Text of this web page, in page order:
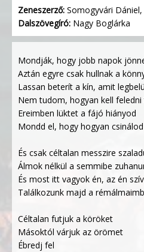
Zeneszerző: Somogyvári
Dalszövegíró: Nagy Boglárka
Mondják, hogy jobb napok
Aztán egyre csak hullnak a
Lassan beterít a kín, amit
Nem tudom, hogyan kell feledni
Ereimben lüktet a fájó hiányod
Mondd el, hogy hogyan csinálod
És csak céltalan messzire
Álmok nélkül a semmibe
És most itt vagyok én, az én
Találkozunk majd a
Céltalan futjuk a köröket
Másoktól várjuk az örömet
Ébredj fel